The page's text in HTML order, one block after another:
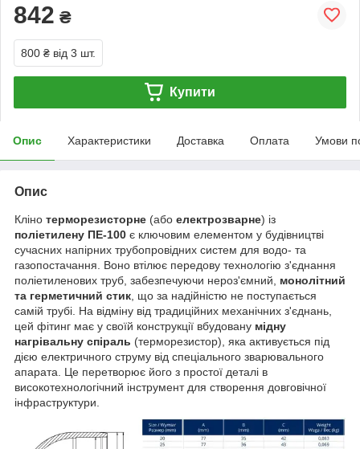
842 ₴
800 ₴ від 3 шт.
Купити
Опис Характеристики Доставка Оплата Умови
Опис
Кліно терморезисторне (або електрозварне) із
поліетилену ПЕ-100 є ключовим елементом у будівництві
сучасних напірних трубопровідних систем для водо- та
газопостачання. Воно втілює передову технологію з'єднання
поліетиленових труб, забезпечуючи нероз'ємний, монолітний
та герметичний стик , що за надійністю не поступається
самій трубі. На відміну від традиційних механічних з'єднань,
цей фітинг має у своїй конструкції вбудовану мідну
нагрівальну спіраль (терморезистор), яка активується під
дією електричного струму від спеціального зварювального
апарата. Це перетворює його з простої деталі в
високотехнологічний інструмент для створення довговічної
інфраструктури.